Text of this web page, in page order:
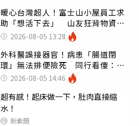
暖心台灣超人！富士山小屋員工求
助「想活下去」 山友狂背物資上
山：台灣真的是寶島
2026-08-05 13:28
外科醫誤接器官！病患「腸道閉
環」無法排便險死 同行看傻：糟
糕至極
2026-08-05 14:46
超有感！起床做一下，肚肉直接縮
水！
新素簡